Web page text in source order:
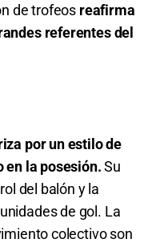
de trofeos reafirma
referentes del
por un estilo de
en la posesión.Su
del balón y la
de gol. La
colectivo son